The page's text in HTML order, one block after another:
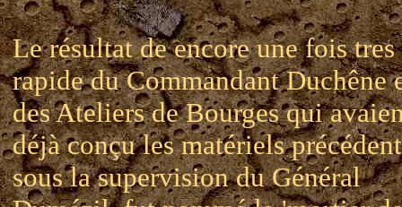
Le résultat de encore une fois tres
rapide du Commandant Duchêne
des Ateliers de Bourges qui
déjà conçu les matériels
sous la supervision du Général